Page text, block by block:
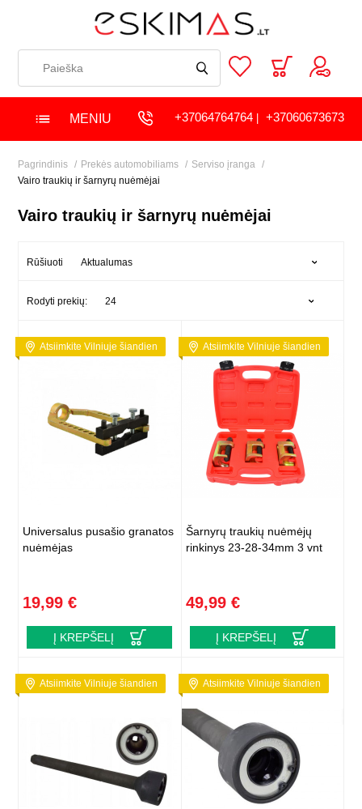
MENIU +37064764764| +37060673673
Pagrindinis Prekės automobiliams
Serviso įranga
Vairo traukių ir šarnyrų nuėmėjai
Vairo traukių ir šarnyrų nuėmėjai
Rūšiuoti Aktualumas
Rodyti prekių: 24
Atsiimkite Vilniuje šiandien
Universalus pusašio granatos
nuėmėjas
19,99 €
Į KREPŠELĮ
Atsiimkite Vilniuje šiandien
Šarnyrų traukių nuėmėjų
rinkinys 23-28-34mm 3 vnt
49,99 €
Į KREPŠELĮ
Atsiimkite Vilniuje šiandien Atsiimkite Vilniuje šiandien